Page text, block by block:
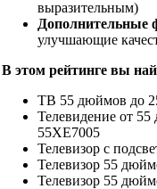
выразительным)
Дополнительные
улучшающие
В этом рейтинге вы
ТВ 55 дюймов до
Телевидение от
55XE7005
Телевизор с
Телевизор 55
Телевизор 55